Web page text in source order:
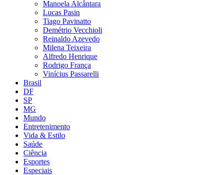
Manoela Alcântara
Lucas Pasin
Tiago Pavinatto
Demétrio Vecchioli
Reinaldo Azevedo
Milena Teixeira
Alfredo Henrique
Rodrigo França
Vinícius Passarelli
Brasil
DF
SP
MG
Mundo
Entretenimento
Vida & Estilo
Saúde
Ciência
Esportes
Especiais